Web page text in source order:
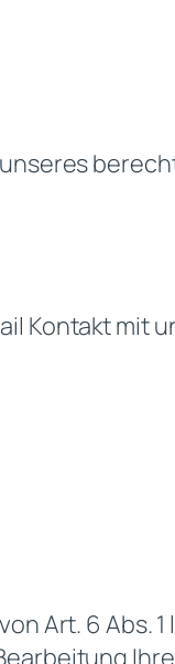
Kontakt mit
Art. 6 Abs.